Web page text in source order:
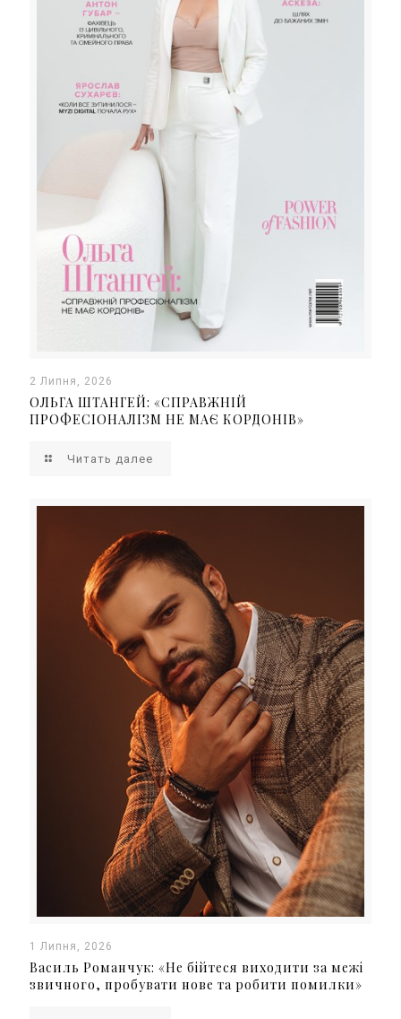
2 Липня, 2026
ОЛЬГА ШТАНГЕЙ: «СПРАВЖНІЙ
ПРОФЕСІОНАЛІЗМ НЕ МАЄ КОРДОНІВ»
Читать далее
1 Липня, 2026
Василь Романчук: «Не бійтеся виходити за межі
звичного, пробувати нове та робити помилки»